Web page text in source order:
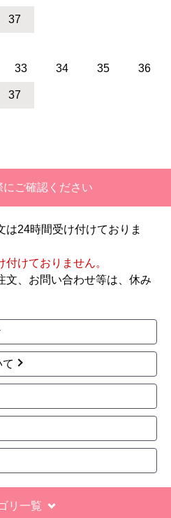
37
33 34 35 36
37
にご確認ください
は24時間受け付けておりま
けておりません。
、お問い合わせ等は、休み
リ一覧